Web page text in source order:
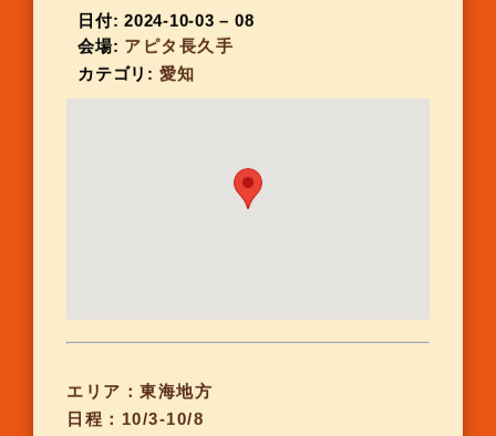
日付: 2024-10-03 – 08
会場: アピタ長久手
カテゴリ: 愛知
エリア：東海地方
日程：10/3-10/8